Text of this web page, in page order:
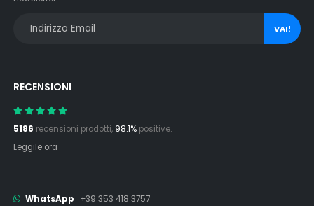
VAI!
RECENSIONI
5186 recensioni prodotti, 98.1% positive.
Leggile ora
WhatsApp +39 353 418 3757